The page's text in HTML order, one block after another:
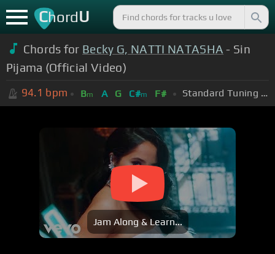
ChordU
Chords for Becky G, NATTI NATASHA - Sin
Pijama (Official Video)
94.1 bpm Bm A G C#m F# Standard Tuning (EADGBE)
Jam Along & Learn...